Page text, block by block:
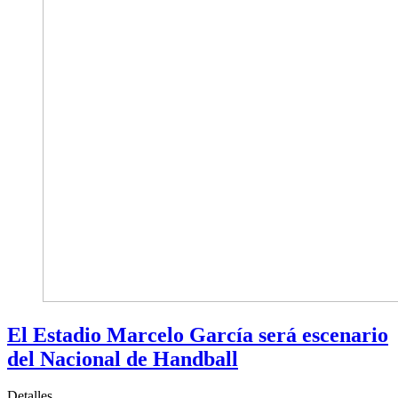
El Estadio Marcelo García será escenario
del Nacional de Handball